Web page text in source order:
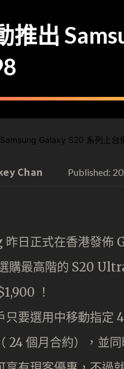
推出
Chan Published:
日正式在香港發佈
最高階的 S20 Ultra
！
只要選用中移動指定
24 個月合約），並